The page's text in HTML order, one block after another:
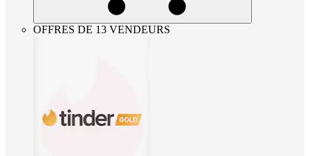
OFFRES DE 13 VENDEURS